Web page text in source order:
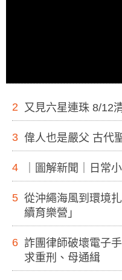
2 又見六星連珠 8/12
3 偉人也是嚴父 古代
4 ｜圖解新聞｜日常
5 從沖繩海風到環境
續育樂營」
6 詐團律師破壞電子
求重刑、母通緝